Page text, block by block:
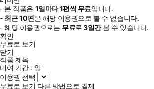
- 본 작품은 1일마다1편씩 무료입니다.
- 최근10편은 해당 이용권으로 볼 수 없습니다.
- 해당 이용권으로는 무료로3일간볼 수 있습니다.
확인
무료로 보기
닫기
작품 제목
대여 기간 : 일
이용권 선택
무료로 보기 다른 방법으로 결제